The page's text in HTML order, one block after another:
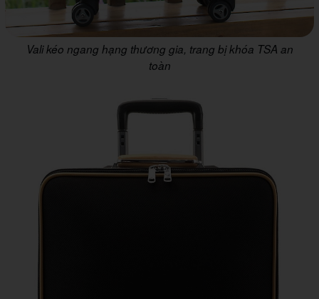
Vali kéo ngang hạng thương gia, trang bị khóa TSA an
toàn